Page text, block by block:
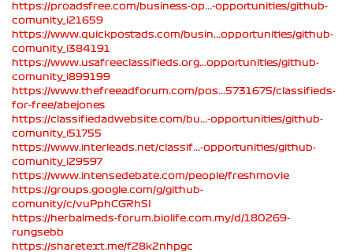
https://proadsfree.com/business-op...-opportunities/github-
comunity_i21659
https://www.quickpostads.com/busin...opportunities/github-
comunity_i384191
https://www.usafreeclassifieds.org...opportunities/github-
comunity_i899199
https://www.thefreeadforum.com/pos...5731675/classifieds-
for-free/abejones
https://classifiedadwebsite.com/bu...-opportunities/github-
comunity_i51755
https://www.interleads.net/classif...-opportunities/github-
comunity_i29597
https://www.intensedebate.com/people/freshmovie
https://groups.google.com/g/github-
comunity/c/vuPphCGRhSI
https://herbalmeds-forum.biolife.com.my/d/180269-
rungsebb
https://sharetext.me/f28k2nhpgc